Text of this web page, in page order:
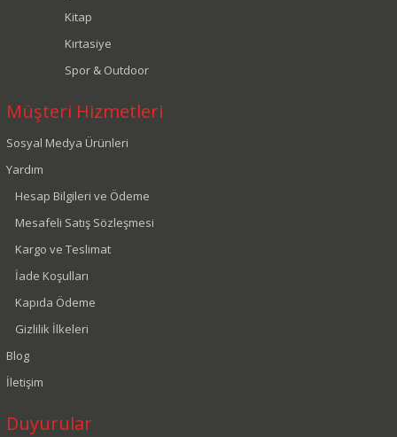
Kitap
Kırtasiye
Spor & Outdoor
Müşteri Hizmetleri
Sosyal Medya Ürünleri
Yardım
Hesap Bilgileri ve Ödeme
Mesafeli Satış Sözleşmesi
Kargo ve Teslimat
İade Koşulları
Kapıda Ödeme
Gizlilik İlkeleri
Blog
İletişim
Duyurular